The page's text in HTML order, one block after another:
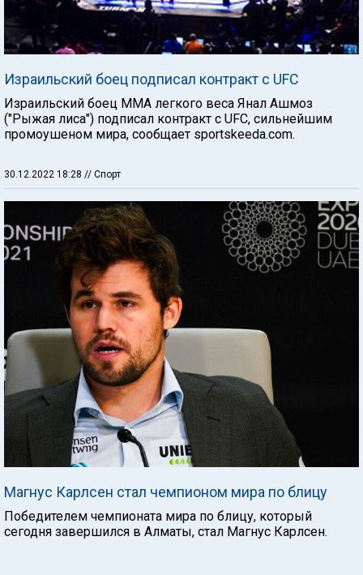
Израильский боец подписал контракт с UFC
Израильский боец ММА легкого веса Янал Ашмоз
("Рыжая лиса") подписал контракт с UFC, сильнейшим
промоушеном мира, сообщает sportskeeda.com.
30.12.2022 18:28 // Спорт
Магнус Карлсен стал чемпионом мира по блицу
Победителем чемпионата мира по блицу, который
сегодня завершился в Алматы, стал Магнус Карлсен.